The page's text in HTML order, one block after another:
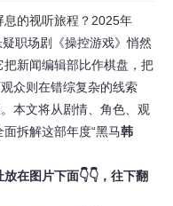
息的视听旅程？2025年
职场剧《操控游戏》悄然
把新闻编辑部比作棋盘，把
众则在错综复杂的线索
本文将从剧情、角色、观
拆解这部年度“黑马韩
在图片下面👇👇，往下翻